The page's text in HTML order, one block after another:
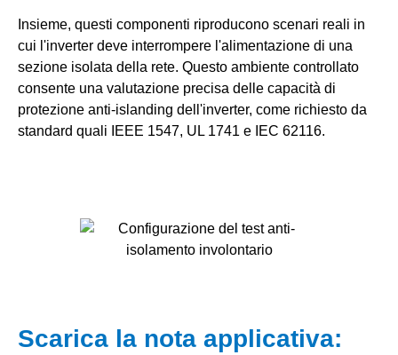
Insieme, questi componenti riproducono scenari reali in
cui l'inverter deve interrompere l'alimentazione di una
sezione isolata della rete. Questo ambiente controllato
consente una valutazione precisa delle capacità di
protezione anti-islanding dell'inverter, come richiesto da
standard quali IEEE 1547, UL 1741 e IEC 62116.
Scarica la nota applicativa: